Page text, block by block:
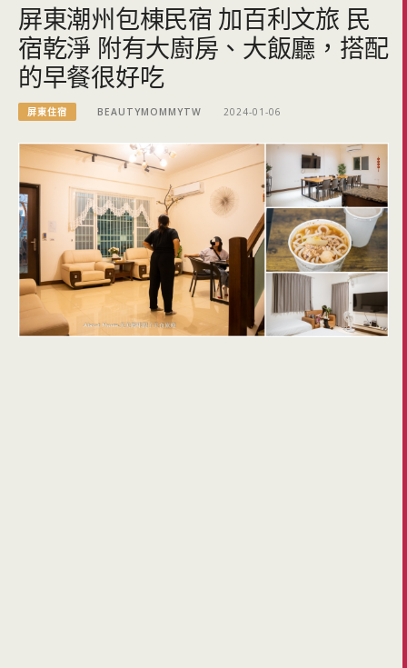
屏東潮州包棟民宿 加百利文旅 民
宿乾淨 附有大廚房、大飯廳，搭配
的早餐很好吃
屏東住宿 BEAUTYMOMMYTW 2024-01-06